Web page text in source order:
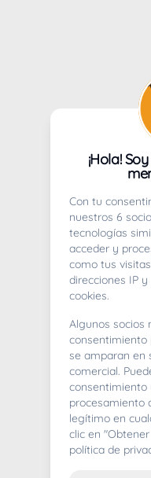
Whoops!
¡Hola!
Con tu
nuestros 6
tecnologías
acceder y
como tus
direcciones IP
cookies.
Algunos socios
consentimiento
se amparan en
comercial.
consentimiento
procesamiento
legítimo en
clic en
política de